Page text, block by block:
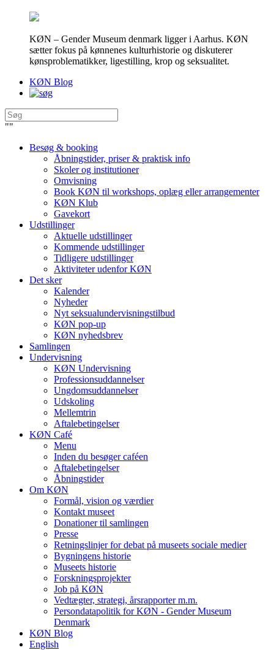
KØN – Gender Museum denmark ligger i Aarhus. KØN
sætter fokus på kønnenes kulturhistorie og diskuterer
kønsproblematikker, ligestilling, krop og seksualitet.
KØN Blog
""
Besøg & booking
Åbningstider, priser & praktisk info
Skoler og institutioner
Omvisning
Book KØN til workshops, oplæg eller arrangementer
KØN Klub
Gavekort
Udstillinger
Aktuelle udstillinger
Kommende udstillinger
Tidligere udstillinger
Aktiviteter udenfor KØN
Det sker
Kalender
Nyheder
Nyt seksualundervisningstilbud
KØN pop-up
KØN nyhedsbrev
Samlingen
Undervisning
KØN Undervisning
Professionsuddannelser
Ungdomsuddannelser
Udskoling
Mellemtrin
Aftalebetingelser
KØN Café
Menu
Inden du besøger caféen
Aftalebetingelser
Åbningstider
Om KØN
Formål, vision og værdier
Kontakt museet
Donationer til samlingen
Presse
Retningslinjer for debat på museets sociale medier
Bygningens historie
Museets historie
Forskningsprojekter
Job på KØN
Vedtægter, strategi, årsrapporter m.m.
Persondatapolitik for KØN - Gender Museum
Denmark
KØN Blog
English